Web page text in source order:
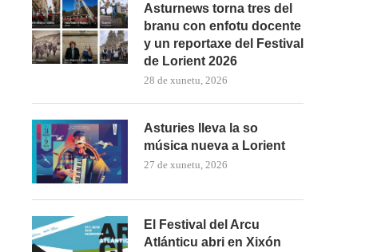
Asturnews torna tres del
branu con enfotu docente
y un reportaxe del Festival
de Lorient 2026
28 de xunetu, 2026
Asturies lleva la so
música nueva a Lorient
27 de xunetu, 2026
El Festival del Arcu
Atlánticu abri en Xixón